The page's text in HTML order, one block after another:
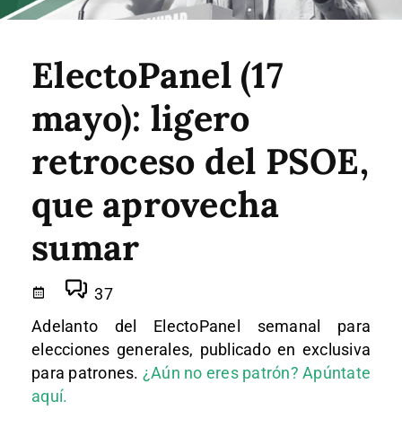
ElectoPanel (17
mayo): ligero
retroceso del PSOE,
que aprovecha
sumar
37
Adelanto del ElectoPanel semanal para
elecciones generales, publicado en exclusiva
para patrones. ¿Aún no eres patrón? Apúntate
aquí.